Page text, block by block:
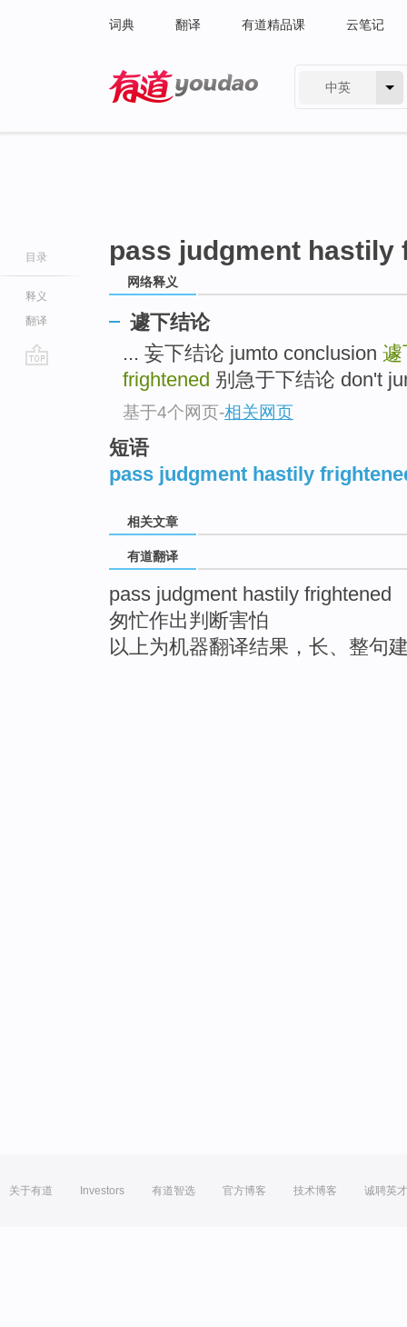
词典 翻译 有道精品课 云笔记
中英
目录
释义
翻译
pass judgment hastily
网络释义
遽下结论
... 妄下结论 jumto conclusion
frightened 别急于下结论 don't
基于4个网页-相关网页
短语
pass judgment hastily
相关文章
有道翻译
pass judgment hastily frightened
匆忙作出判断害怕
以上为机器翻译结果，长、整句
关于有道 Investors 有道智选 官方博客 技术博客 诚聘英才